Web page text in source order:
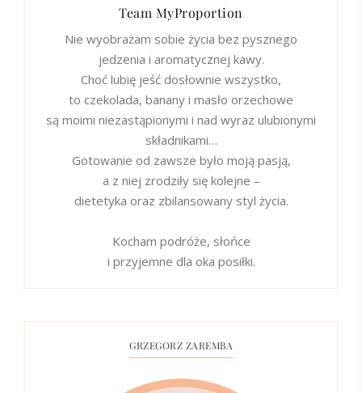
Team MyProportion
Nie wyobrażam sobie życia bez pysznego
jedzenia i aromatycznej kawy.
Choć lubię jeść dosłownie wszystko,
to czekolada, banany i masło orzechowe
są moimi niezastąpionymi i nad wyraz ulubionymi
składnikami…
Gotowanie od zawsze było moją pasją,
a z niej zrodziły się kolejne –
dietetyka oraz zbilansowany styl życia.
Kocham podróże, słońce
i przyjemne dla oka posiłki.
GRZEGORZ ZAREMBA